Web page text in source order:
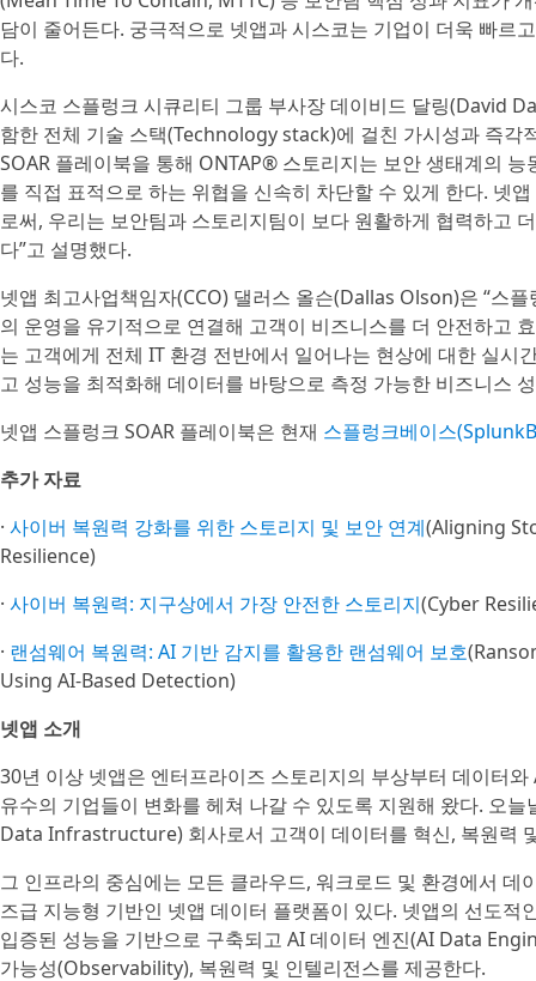
담이 줄어든다. 궁극적으로 넷앱과 시스코는 기업이 더욱 빠르
다.
시스코 스플렁크 시큐리티 그룹 부사장 데이비드 달링(David
함한 전체 기술 스택(Technology stack)에 걸친 가시성과 즉각
SOAR 플레이북을 통해 ONTAP® 스토리지는 보안 생태계의
를 직접 표적으로 하는 위협을 신속히 차단할 수 있게 한다. 넷
로써, 우리는 보안팀과 스토리지팀이 보다 원활하게 협력하고
다”고 설명했다.
넷앱 최고사업책임자(CCO) 댈러스 올슨(Dallas Olson)은 “스
의 운영을 유기적으로 연결해 고객이 비즈니스를 더 안전하고
는 고객에게 전체 IT 환경 전반에서 일어나는 현상에 대한 실시
고 성능을 최적화해 데이터를 바탕으로 측정 가능한 비즈니스
넷앱 스플렁크 SOAR 플레이북은 현재 스플렁크베이스
추가 자료
· 사이버 복원력 강화를 위한 스토리지 및 보안 연계(Aligning
Resilience)
· 사이버 복원력: 지구상에서 가장 안전한 스토리지(Cyber
· 랜섬웨어 복원력: AI 기반 감지를 활용한 랜섬웨어 보호
Using AI-Based Detection)
넷앱 소개
30년 이상 넷앱은 엔터프라이즈 스토리지의 부상부터 데이터
유수의 기업들이 변화를 헤쳐 나갈 수 있도록 지원해 왔다. 오
Data Infrastructure) 회사로서 고객이 데이터를 혁신, 복원력
그 인프라의 중심에는 모든 클라우드, 워크로드 및 환경에서
즈급 지능형 기반인 넷앱 데이터 플랫폼이 있다. 넷앱의 선도적
입증된 성능을 기반으로 구축되고 AI 데이터 엔진(AI Data
가능성(Observability), 복원력 및 인텔리전스를 제공한다.